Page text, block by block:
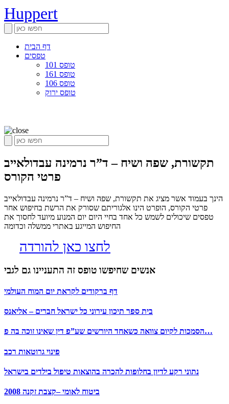
Huppert
דף הבית
טפסים
טופס 101
טופס 161
טופס 106
טופס ירוק
תקשורת, שפה ושיח – ד”ר נרמינה עבדולאייב
פרטי הקורס
הינך בעמוד אשר מציג את תקשורת, שפה ושיח – ד”ר נרמינה עבדולאייב
פרטי הקורס, הופרט הינו אלגוריתם שסורק את הרשת בחיפוש אחר
טפסים שיכולים לשמש כל אחד בחיי היום יום המנוע מיועד לחסוך את
החיפוש המייגע באתרי ממשלה וכדומה
לחצו כאן להורדה
אנשים שחיפשו טופס זה התעניינו גם לגבי
דף ברקודים לקראת יום המוח העולמי
בית ספר תיכון עירוני כל ישראל חברים – אליאנס
הסמכות לקיום צוואה כשאחד היורשים שע”פ דין שאינו זוכה בה פ…
פינוי גרוטאות רכב
נתוני רקע לדיון בחלופות להכרה בהוצאות טיפול בילדים בישראל
ביטוח לאומי –קצבת זקנה 2008